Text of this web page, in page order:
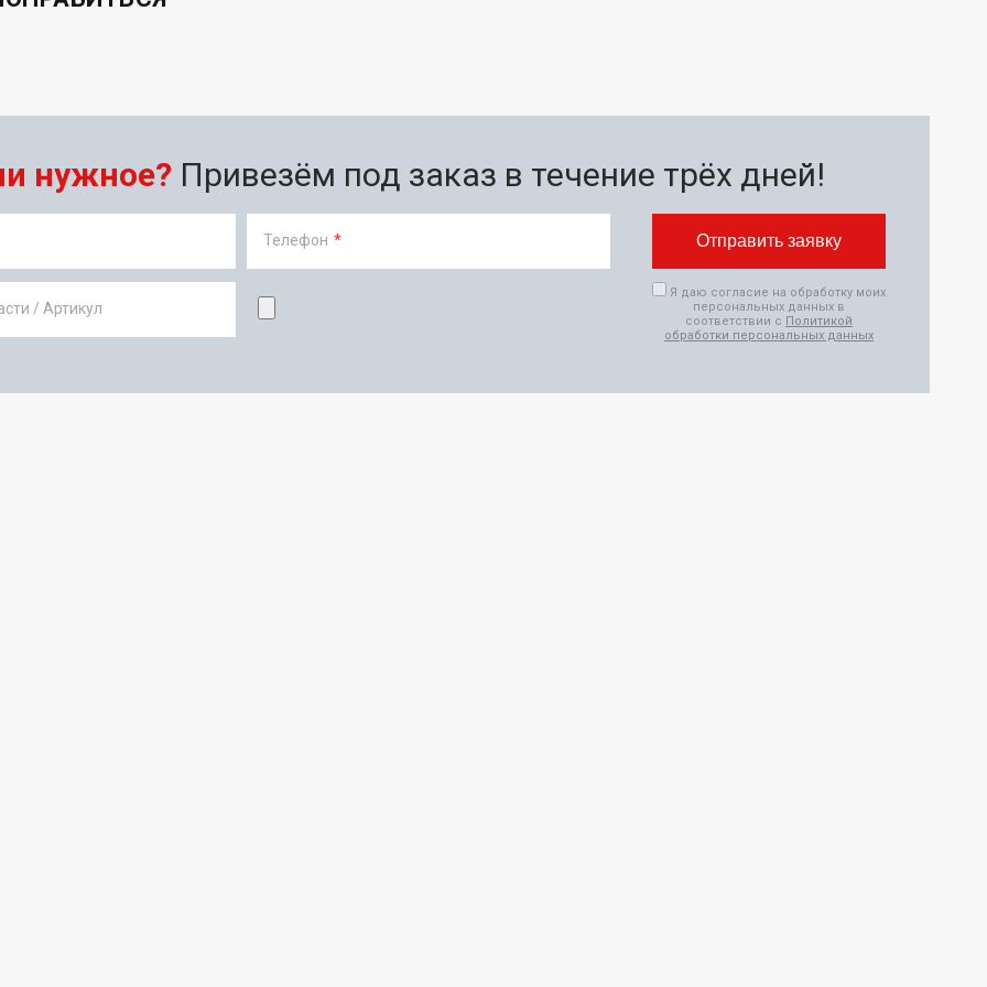
нужное? Привезём под заказ в течение трёх дней!
Телефон *
/ Артикул
Я даю согласие на обработку моих
персональных данных в
соответствии с Политикой
обработки персональных данных